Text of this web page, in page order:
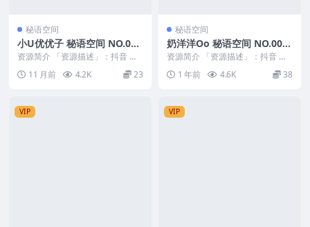
秘语空间
小U优优子 秘语空间 NO.022
期 最新至：2025.8.21
资源简介 「资源描述」：抖音 小u
优优子 秘语空间 NO.022期 【14P
3V...11 月前 4.2K 23
秘语空间
奶洋洋Oo 秘语空间 NO.005
期
资源简介 「资源描述」：抖音 奶
洋洋Oo 秘语空间 NO.005期 【26
P1V...1 年前 4.6K 38
VIP VIP